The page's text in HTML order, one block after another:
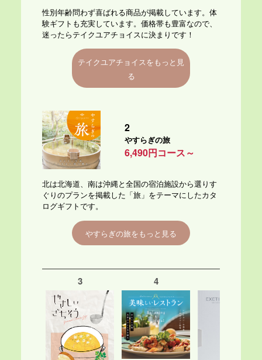
性別年齢問わず喜ばれる商品が掲載しています。体
験ギフトも充実しています。価格帯も豊富なので、
迷ったらテイクユアチョイスに決まりです！
テイクユアチョイスをもっと見
る
2
やすらぎの旅
6,490円コース～
北は北海道、南は沖縄と全国の宿泊施設から選りす
ぐりのプランを掲載した「旅」をテーマにしたカタ
ログギフトです。
やすらぎの旅をもっと見る
3 4